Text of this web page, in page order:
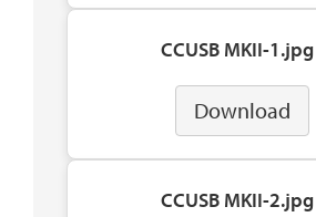
CCUSB MKII-1.jpg
Download
CCUSB MKII-2.jpg